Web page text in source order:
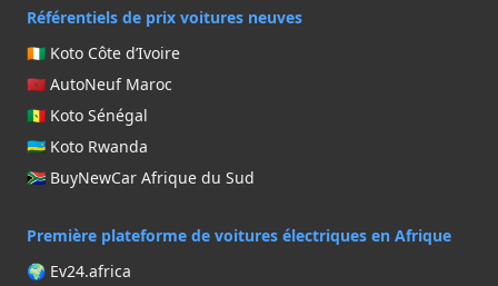
Référentiels de prix voitures neuves
🇨🇮 Koto Côte d’Ivoire
🇲🇦 AutoNeuf Maroc
🇸🇳 Koto Sénégal
🇷🇼 Koto Rwanda
🇿🇦 BuyNewCar Afrique du Sud
Première plateforme de voitures électriques en Afrique
🌍 Ev24.africa